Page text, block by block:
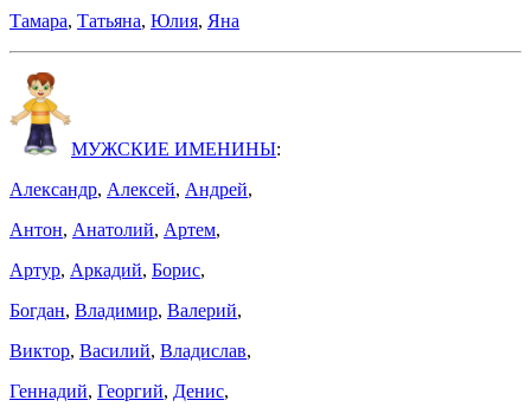
Тамара, Татьяна, Юлия, Яна
МУЖСКИЕ ИМЕНИНЫ:
Александр, Алексей, Андрей,
Антон, Анатолий, Артем,
Артур, Аркадий, Борис,
Богдан, Владимир, Валерий,
Виктор, Василий, Владислав,
Геннадий, Георгий, Денис,